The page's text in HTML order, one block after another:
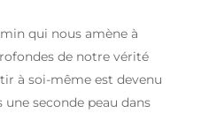
qui nous amène à
de notre vérité
à soi-même est devenu
une seconde peau dans